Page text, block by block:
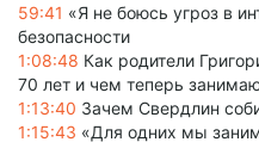
59:41 «Я не боюсь угроз в
безопасности
1:08:48 Как родители
70 лет и чем теперь
1:13:40 Зачем Свердлин
1:15:43 «Для одних мы